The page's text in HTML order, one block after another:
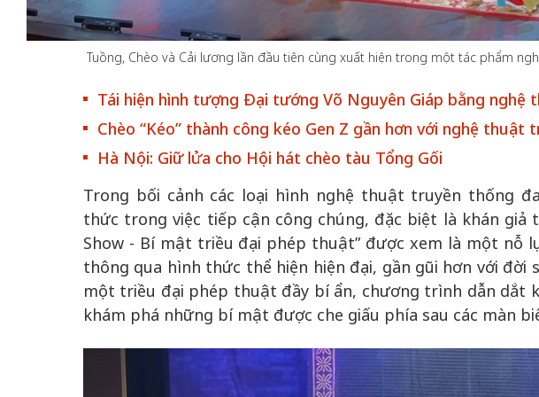
Tuồng, Chèo và Cải lương lần đầu tiên cùng xuất hiện trong một tác phẩm
Tái hiện hình tượng Đại tướng Võ Nguyên Giáp bằng nghệ
Chèo “Kéo” thành công kéo Gen Z gần hơn với nghệ thuật
Hà Nội: Giữ lửa cho Hội hát chèo tàu Tổng Gối
Trong bối cảnh các loại hình nghệ thuật truyền thống
thức trong việc tiếp cận công chúng, đặc biệt là khán giả
Show - Bí mật triều đại phép thuật” được xem là một nỗ
thông qua hình thức thể hiện hiện đại, gần gũi hơn với đời
một triều đại phép thuật đầy bí ẩn, chương trình dẫn dắt
khám phá những bí mật được che giấu phía sau các màn
Hà Nội vững bước vào
mới - Kỳ 5: Thủ đô qua
lăng kính số hóa
50 năm Việt Nam gia
nhập UNESCO: Khơi
nguồn nội lực văn hóa,
tạo | Kỳ 4: Sáng kiến
làm nên diện mạo mới
50
nhập
tạo |
quốc
Việt